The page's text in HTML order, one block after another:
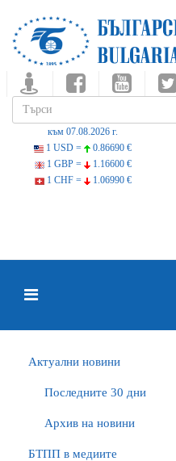
към 07.08.2026 г.
1 USD =
0.86690 €
1 GBP =
1.16600 €
1 CHF =
1.06990 €
Актуални новини
Последните 30 дни
Архив на новини
БTПП в медиите